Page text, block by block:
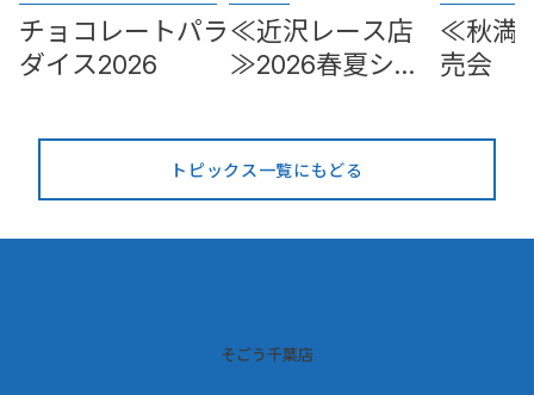
チョコレートパラ
ダイス2026
≪近沢レース店
≫2026春夏シー
チ頒布会
≪秋満
売会
トピックス一覧にもどる
そごう千葉店